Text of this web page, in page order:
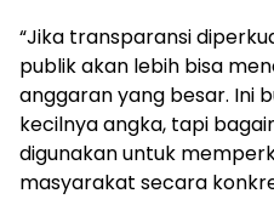
“Jika transparansi
publik akan lebih bisa
anggaran yang besar. Ini
kecilnya angka, tapi
digunakan untuk
masyarakat secara